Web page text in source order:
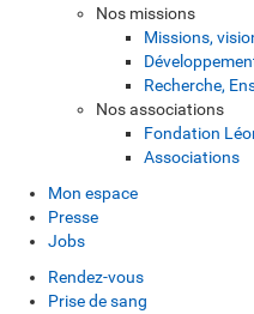
Nos missions
Missions,
Recherche,
Nos associations
Fondation
Associations
Mon espace
Presse
Jobs
Rendez-vous
Prise de sang